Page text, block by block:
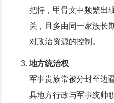
把持，甲骨文中频繁出
关，且多由同一家族长
对政治资源的控制。
地方统治权
军事贵族常被分封至边
具地方行政与军事统帅